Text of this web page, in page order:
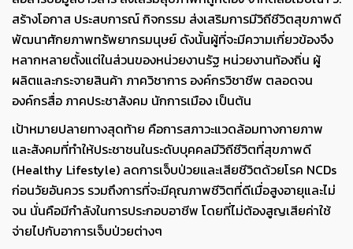
สร้างโอกาส ประสบการณ์ กิจกรรม ส่งเสริมการมีวิถีชีวิตสุขภาพดี
พัฒนาศักยภาพทรัพยากรมนุษย์ ดังนั้นผู้ที่จะมีความเกี่ยวข้องจึง
หลากหลายตั้งแต่ในส่วนของหน่วยงานรัฐ หน่วยงานท้องถิ่น ผู้
ผลิตและกระจายสินค้า ภาควิชาการ องค์กรวิชาชีพ ตลอดจน
องค์กรสื่อ ภาคประชาสังคม นักการเมือง เป็นต้น
เป้าหมายปลายทางสุดท้าย คือการสภาวะแวดล้อมทางกายภาพ
และสังคมที่ทำให้ประชาชนในระดับบุคคลมีวิถีชีวิตที่สุขภาพดี
(Healthy Lifestyle) ลดการเจ็บป่วยและเสียชีวิตด้วยโรค NCDs
ก่อนวัยอันควร รวมถึงการที่จะมีคุณภาพชีวิตที่ดีเมื่อสูงอายุและไม่
จน นั่นคือมีกำลังในการประกอบอาชีพ โดยที่ไม่ต้องสูญเสียค่าใช้
จ่ายไปกับอาการเจ็บป่วยต่างๆ